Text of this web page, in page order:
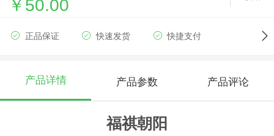
￥50.00
正品保证 快速发货 快捷支付
产品详情 产品参数 产品评论
福祺朝阳